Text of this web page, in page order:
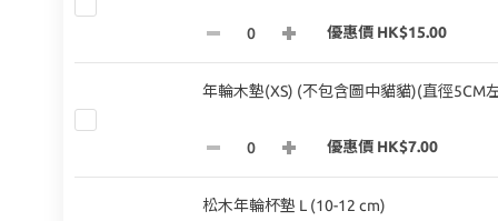
優惠價 HK$15.00
年輪木墊(XS) (不包含圖中貓貓)(直徑5CM
優惠價 HK$7.00
松木年輪杯墊 L (10-12 cm)